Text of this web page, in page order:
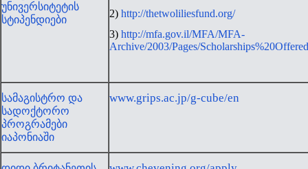
უნივერსიტეტის
სტიპენდიები
2) http://thetwoliliesfund.org/
3) http://mfa.gov.il/MFA/MFA-
Archive/2003/Pages/
სამაგისტრო და
სადოქტორო
პროგრამები
იაპონიაში
www.grips.ac.jp/g-cube/en